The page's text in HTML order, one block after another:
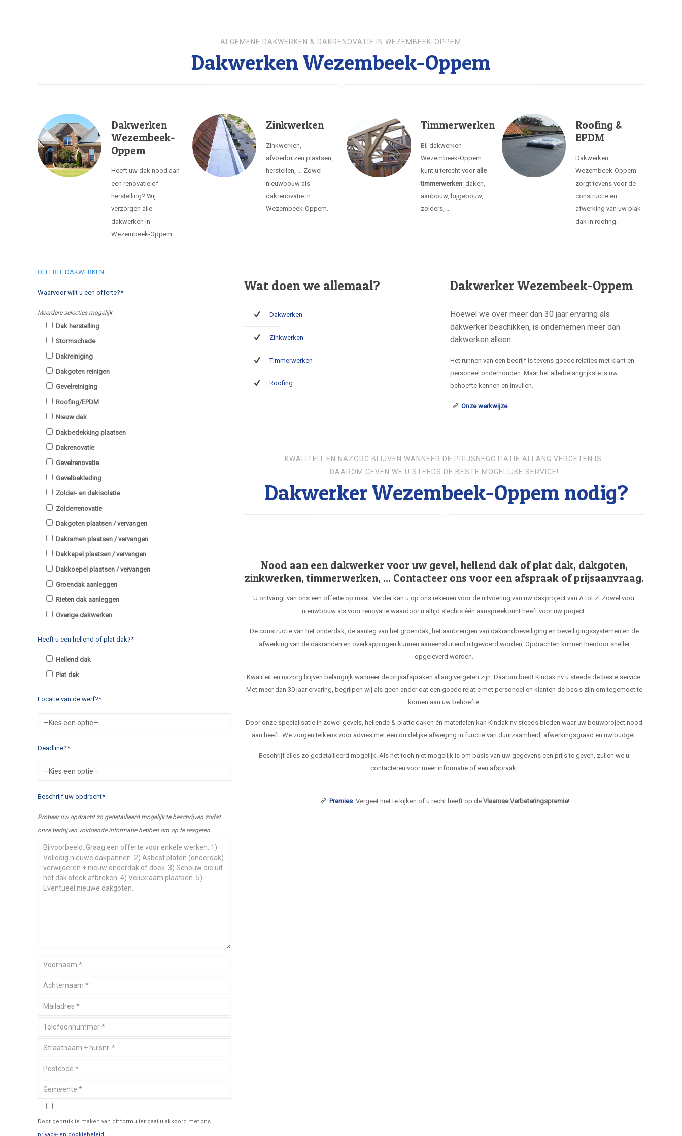
ALGEMENE DAKWERKEN & DAKRENOVATIE IN WEZEMBEEK-OPPEM
Dakwerken Wezembeek-Oppem
Dakwerken
Wezembeek-
Oppem
Heeft uw dak nood aan
een renovatie of
herstelling? Wij
verzorgen alle
dakwerken in
Wezembeek-Oppem.
Zinkwerken
Zinkwerken,
afvoerbuizen plaatsen,
herstellen, ... Zowel
nieuwbouw als
dakrenovatie in
Wezembeek-Oppem.
Timmerwerken
Bij dakwerken
Wezembeek-Oppem
kunt u terecht voor alle
timmerwerken: daken,
aanbouw, bijgebouw,
zolders, ...
Roofing &
EPDM
Dakwerken
Wezembeek-Oppem
zorgt tevens voor de
constructie en
afwerking van uw plak
dak in roofing.
OFFERTE DAKWERKEN
Waarvoor wilt u een offerte?*
Meerdere selecties mogelijk.
Dak herstelling
Stormschade
Dakreiniging
Dakgoten reinigen
Gevelreiniging
Roofing/EPDM
Nieuw dak
Dakbedekking plaatsen
Dakrenovatie
Gevelrenovatie
Gevelbekleding
Zolder- en dakisolatie
Zolderrenovatie
Dakgoten plaatsen / vervangen
Dakramen plaatsen / vervangen
Dakkapel plaatsen / vervangen
Dakkoepel plaatsen / vervangen
Groendak aanleggen
Rieten dak aanleggen
Overige dakwerken
Heeft u een hellend of plat dak?*
Hellend dak
Plat dak
Locatie van de werf?*
Deadline?*
Beschrijf uw opdracht*
Probeer uw opdracht zo gedetailleerd mogelijk te beschrijven zodat
onze bedrijven voldoende informatie hebben om op te reageren.
Door gebruik te maken van dit formulier gaat u akkoord met ons
Wat doen we allemaal?
Dakwerken
Zinkwerken
Timmerwerken
Roofing
Dakwerker Wezembeek-Oppem
Hoewel we over meer dan 30 jaar ervaring als
dakwerker beschikken, is ondernemen meer dan
dakwerken alleen.
Het runnen van een bedrijf is tevens goede relaties met klant en
personeel onderhouden. Maar het allerbelangrijkste is uw
behoefte kennen en invullen.
Onze werkwijze
KWALITEIT EN NAZORG BLIJVEN WANNEER DE PRIJSNEGOTIATIE ALLANG VERGETEN IS.
DAAROM GEVEN WE U STEEDS DE BESTE MOGELIJKE SERVICE!
Dakwerker Wezembeek-Oppem nodig?
Nood aan een dakwerker voor uw gevel, hellend dak of plat dak, dakgoten,
zinkwerken, timmerwerken, ... Contacteer ons voor een afspraak of prijsaanvraag.
U ontvangt van ons een offerte op maat. Verder kan u op ons rekenen voor de uitvoering van uw dakproject van A tot Z. Zowel voor
nieuwbouw als voor renovatie waardoor u altijd slechts één aanspreekpunt heeft voor uw project.
De constructie van het onderdak, de aanleg van het groendak, het aanbrengen van dakrandbeveiliging en beveiligingssystemen en de
afwerking van de dakranden en overkappingen kunnen aaneensluitend uitgevoerd worden. Opdrachten kunnen hierdoor sneller
opgeleverd worden.
Kwaliteit en nazorg blijven belangrijk wanneer de prijsafspraken allang vergeten zijn. Daarom biedt Kindak nv u steeds de beste service.
Met meer dan 30 jaar ervaring, begrijpen wij als geen ander dat een goede relatie met personeel en klanten de basis zijn om tegemoet te
komen aan uw behoefte.
Door onze specialisatie in zowel gevels, hellende & platte daken én materialen kan Kindak nv steeds bieden waar uw bouwproject nood
aan heeft. We zorgen telkens voor advies met een duidelijke afweging in functie van duurzaamheid, afwerkingsgraad en uw budget.
Beschrijf alles zo gedetailleerd mogelijk. Als het toch niet mogelijk is om basis van uw gegevens een prijs te geven, zullen we u
contacteren voor meer informatie of een afspraak.
Premies: Vergeet niet te kijken of u recht heeft op deVlaamse Verbeteringspremie!